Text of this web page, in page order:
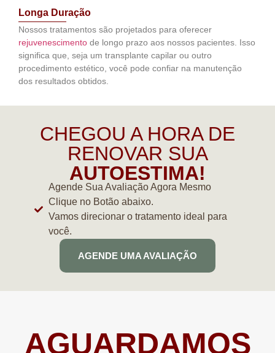
Longa Duração
Nossos tratamentos são projetados para oferecer
rejuvenescimento de longo prazo aos nossos pacientes. Isso
significa que, seja um transplante capilar ou outro
procedimento estético, você pode confiar na manutenção
dos resultados obtidos.
CHEGOU A HORA DE
RENOVAR SUA
AUTOESTIMA!
Agende Sua Avaliação Agora Mesmo
Clique no Botão abaixo.
Vamos direcionar o tratamento ideal para
você.
AGENDE UMA AVALIAÇÃO
AGUARDAMOS